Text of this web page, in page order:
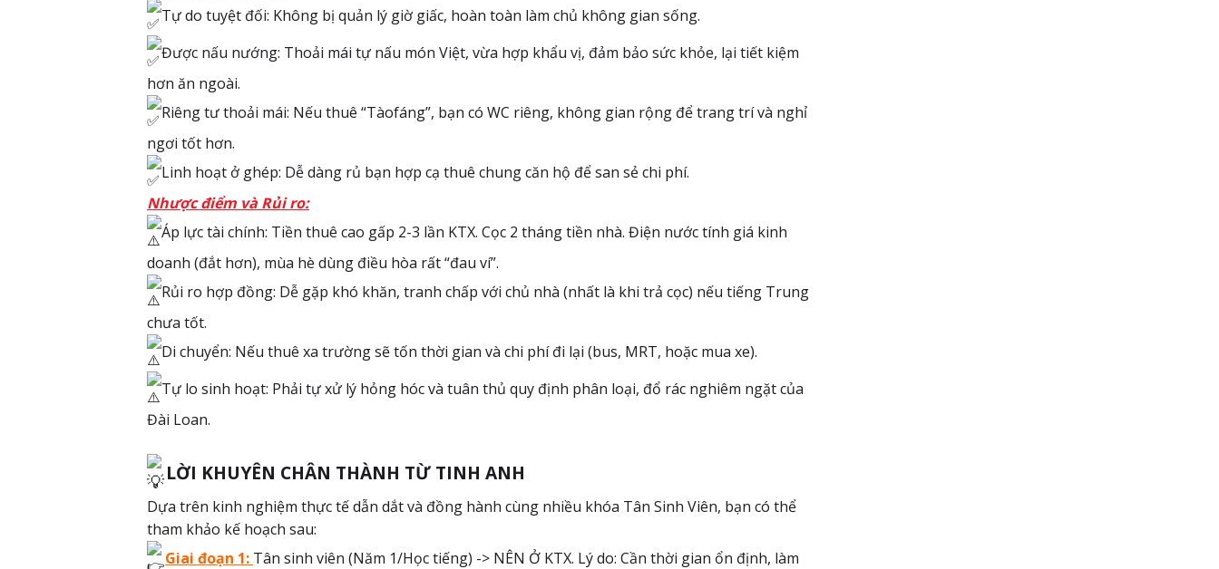
Tự do tuyệt đối: Không bị quản lý giờ giấc, hoàn toàn làm chủ không gian sống.
Được nấu nướng: Thoải mái tự nấu món Việt, vừa hợp khẩu vị, đảm bảo sức khỏe, lại tiết kiệm
hơn ăn ngoài.
Riêng tư thoải mái: Nếu thuê “Tàofáng”, bạn có WC riêng, không gian rộng để trang trí và nghỉ
ngơi tốt hơn.
Linh hoạt ở ghép: Dễ dàng rủ bạn hợp cạ thuê chung căn hộ để san sẻ chi phí.
Nhược điểm và Rủi ro:
Áp lực tài chính: Tiền thuê cao gấp 2-3 lần KTX. Cọc 2 tháng tiền nhà. Điện nước tính giá kinh
doanh (đắt hơn), mùa hè dùng điều hòa rất “đau ví”.
Rủi ro hợp đồng: Dễ gặp khó khăn, tranh chấp với chủ nhà (nhất là khi trả cọc) nếu tiếng Trung
chưa tốt.
Di chuyển: Nếu thuê xa trường sẽ tốn thời gian và chi phí đi lại (bus, MRT, hoặc mua xe).
Tự lo sinh hoạt: Phải tự xử lý hỏng hóc và tuân thủ quy định phân loại, đổ rác nghiêm ngặt của
Đài Loan.
LỜI KHUYÊN CHÂN THÀNH TỪ TINH ANH
Dựa trên kinh nghiệm thực tế dẫn dắt và đồng hành cùng nhiều khóa Tân Sinh Viên, bạn có thể
tham khảo kế hoạch sau:
Giai đoạn 1: Tân sinh viên (Năm 1/Học tiếng) -> NÊN Ở KTX. Lý do: Cần thời gian ổn định, làm